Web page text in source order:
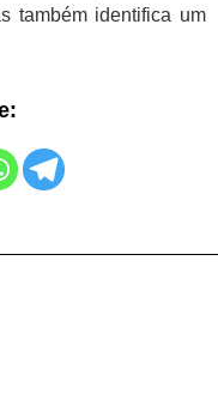
também identifica um